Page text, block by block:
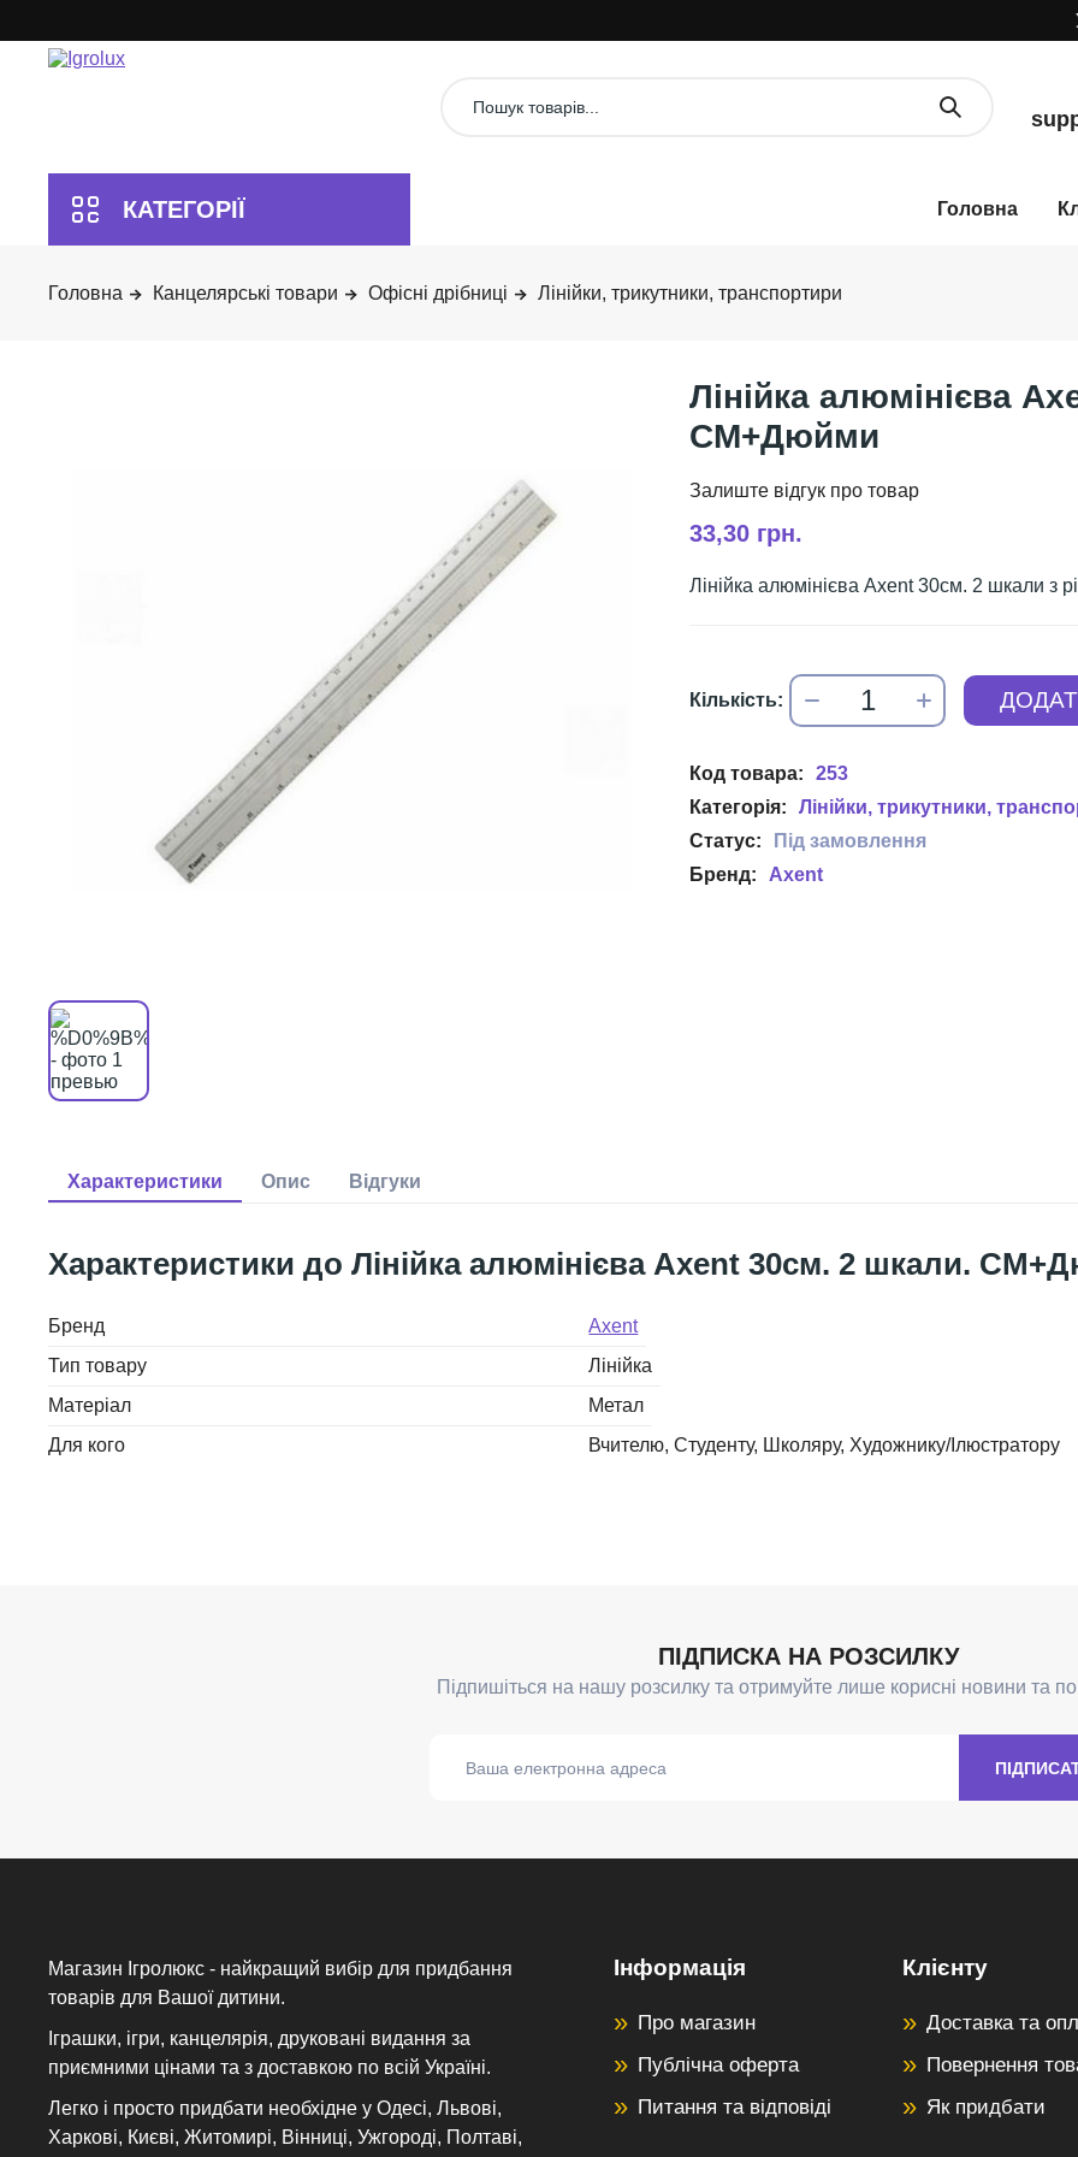
Канцелярські товари Офісні дрібниці Лінійки, трикутники, транспортири
Лінійка алюмінієва
СМ+Дюйми
33,30 грн.
Лінійка алюмінієва Axent 30см. 2 шкали з
253
Лінійки, трикутники,
Axent
Лінійка алюмінієва Axent 30см. 2 шкали.
Бренд
Axent
Тип товару
Лінійка
Матеріал
Метал
Для кого
Вчителю Студенту Школяру Художнику/Ілюстратору
Магазин Ігролюкс - найкращий вибір для придбання
товарів для Вашої дитини.
Іграшки, ігри, канцелярія, друковані видання за
приємними цінами та з доставкою по всій Україні.
Легко і просто придбати необхідне у Одесі, Львові,
Харкові, Києві, Житомирі, Вінниці, Ужгороді, Полтаві,
Інформація
Про магазин
Публічна оферта
Питання та відповіді
Клієнту
Доставка та
Повернення
Як придбати